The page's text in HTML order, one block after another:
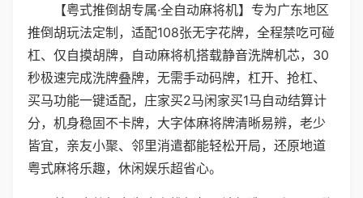
【粤式推倒胡专属·全自动麻将机】专为广东地区
推倒胡玩法定制，适配108张无字花牌，全程禁吃可碰
杠、仅自摸胡牌，自动麻将机搭载静音洗牌机芯，30
秒极速完成洗牌叠牌，无需手动码牌，杠开、抢杠、
买马功能一键适配，庄家买2马闲家买1马自动结算计
分，机身稳固不卡牌，大字体麻将牌清晰易辨，老少
皆宜，亲友小聚、邻里消遣都能轻松开局，还原地道
粤式麻将乐趣，休闲娱乐超省心。